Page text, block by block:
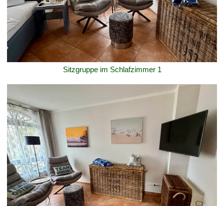
Sitzgruppe im Schlafzimmer 1